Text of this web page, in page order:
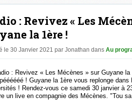
: Revivez « Les
la 1ère !
le 30 Janvier 2021 par Jonathan dans Au
! Guyane la 1ère vous replonge dans
! Rendez-vous ce samedi 30 janvier à
un live en compagnie des Mécènes. "Tou